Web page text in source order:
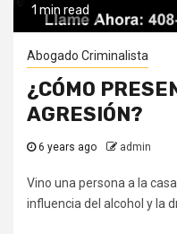
1 min read
Abogado Criminalista
¿CÓMO
AGRESIÓN?
6 years ago admin
Vino una persona a la
influencia del alcohol y la